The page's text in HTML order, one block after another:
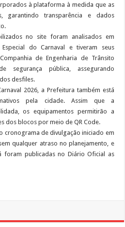
à plataforma à medida que as
garantindo transparência e dados
no site foram analisados em
do Carnaval e tiveram seus
de Engenharia de Trânsito
segurança pública, assegurando
desfiles.
2026, a Prefeitura também está
pela cidade. Assim que a
os equipamentos permitirão a
dos blocos por meio de QR Code.
cronograma de divulgação iniciado em
qualquer atraso no planejamento, e
foram publicadas no Diário Oficial as